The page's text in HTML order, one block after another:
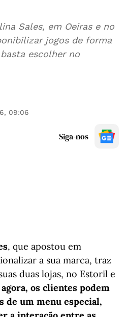
Sales, em Oeiras e no
jogos de forma
escolher no
09:06
Siga-nos
, que apostou em
a sua marca, traz
duas lojas, no Estoril e
os clientes podem
de um menu especial,